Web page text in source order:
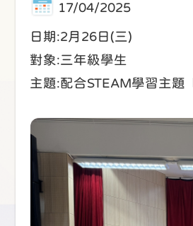
17/04/2025
日期:2月26日(三)
對象:三年級學生
主題:配合STEAM學習主